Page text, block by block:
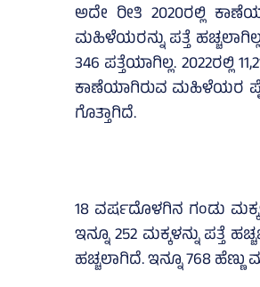
ಅದೇ ರೀತಿ 2020ರಲ್ಲಿ
ಮಹಿಳೆಯರನ್ನು ಪತ್ತೆ
346 ಪತ್ತೆಯಾಗಿಲ್ಲ. 2022ರಲ್ಲಿ
ಕಾಣೆಯಾಗಿರುವ ಮಹಿಳೆಯರ
ಗೊತ್ತಾಗಿದೆ.
18 ವರ್ಷದೊಳಗಿನ ಗಂಡು
ಇನ್ನೂ 252 ಮಕ್ಕಳನ್ನು ಪತ್ತೆ
ಹಚ್ಚಲಾಗಿದೆ. ಇನ್ನೂ 768 ಹೆಣ್ಣು